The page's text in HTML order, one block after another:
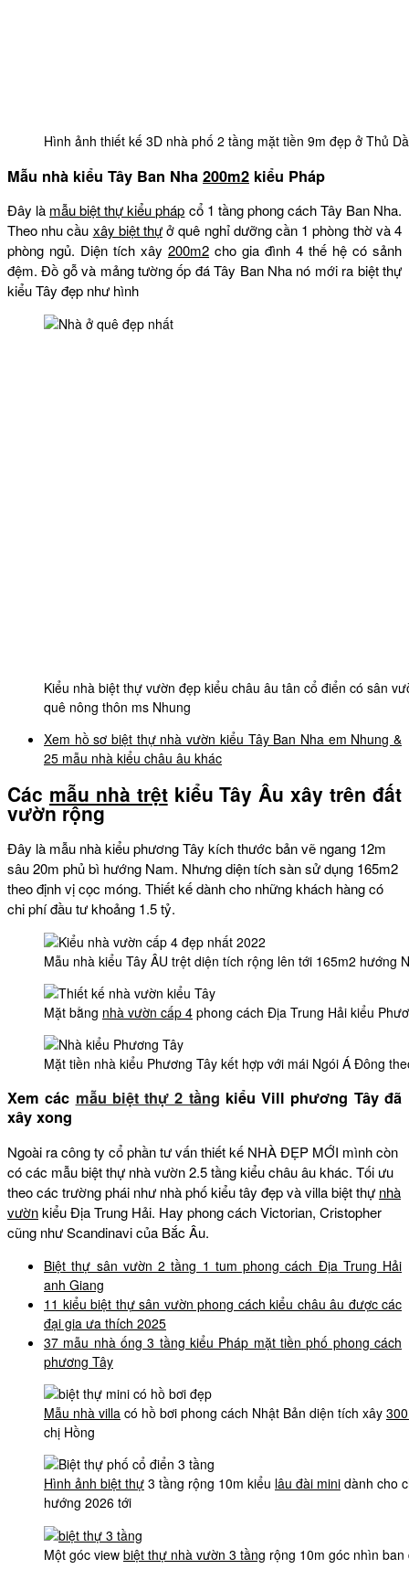
Hình ảnh thiết kế 3D nhà phố 2 tầng mặt tiền 9m đẹp ở Thủ
Mẫu nhà kiểu Tây Ban Nha 200m2 kiểu Pháp
Đây là mẫu biệt thự kiểu pháp cổ 1 tầng phong cách Tây Ban Nha.
Theo nhu cầu xây biệt thựở quê nghỉ dưỡng cần 1 phòng thờ và 4
phòng ngủ. Diện tích xây 200m2 cho gia đình 4 thế hệ có sảnh
đệm. Đồ gỗ và mảng tường ốp đá Tây Ban Nha nó mới ra biệt thự
kiểu Tây đẹp như hình
Kiểu nhà biệt thự vườn đẹp kiểu châu âu tân cổ điển có sân
quê nông thôn ms Nhung
Xem hồ sơ biệt thự nhà vườn kiểu Tây Ban Nha em Nhung &
25 mẫu nhà kiểu châu âu khác
Các mẫu nhà trệtkiểu Tây Âu xây trên đất
vườn rộng
Đây là mẫu nhà kiểu phương Tây kích thước bản vẽ ngang 12m
sâu 20m phủ bì hướng Nam. Nhưng diện tích sàn sử dụng 165m2
theo định vị cọc móng. Thiết kế dành cho những khách hàng có
chi phí đầu tư khoảng 1.5 tỷ.
Mẫu nhà kiểu Tây ÂU trệt diện tích rộng lên tới 165m2 hướng
Mặt bằng nhà vườn cấp 4 phong cách Địa Trung Hải kiểu
Mặt tiền nhà kiểu Phương Tây kết hợp với mái Ngói Á Đông
Xem các mẫu biệt thự 2 tầng kiểu Vill phương Tây đã
xây xong
Ngoài ra công ty cổ phần tư vấn thiết kế NHÀ ĐẸP MỚI mình còn
có các mẫu biệt thự nhà vườn 2.5 tầng kiểu châu âu khác. Tối ưu
theo các trường phái như nhà phố kiểu tây đẹp và villa biệt thự nhà
vườnkiểu Địa Trung Hải. Hay phong cách Victorian, Cristopher
cũng như Scandinavi của Bắc Âu.
Biệt thự sân vườn 2 tầng 1 tum phong cách Địa Trung Hải
anh Giang
11 kiểu biệt thự sân vườn phong cách kiểu châu âu được các
đại gia ưa thích 2025
37 mẫu nhà ống 3 tầng kiểu Pháp mặt tiền phố phong cách
phương Tây
Mẫu nhà villa có hồ bơi phong cách Nhật Bản diện tích xây
chị Hồng
Hình ảnh biệt thự 3 tầng rộng 10m kiểu lâu đài mini dành cho
hướng 2026 tới
Một góc view biệt thự nhà vườn 3 tầng rộng 10m góc nhìn ban